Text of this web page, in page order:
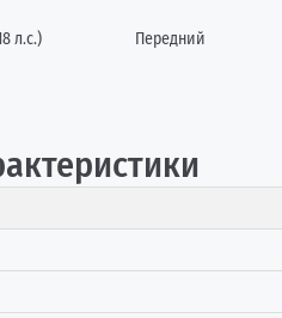
л.с.) Передний